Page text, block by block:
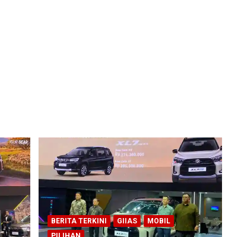
BERITA TERKINI GIIAS
MOBIL